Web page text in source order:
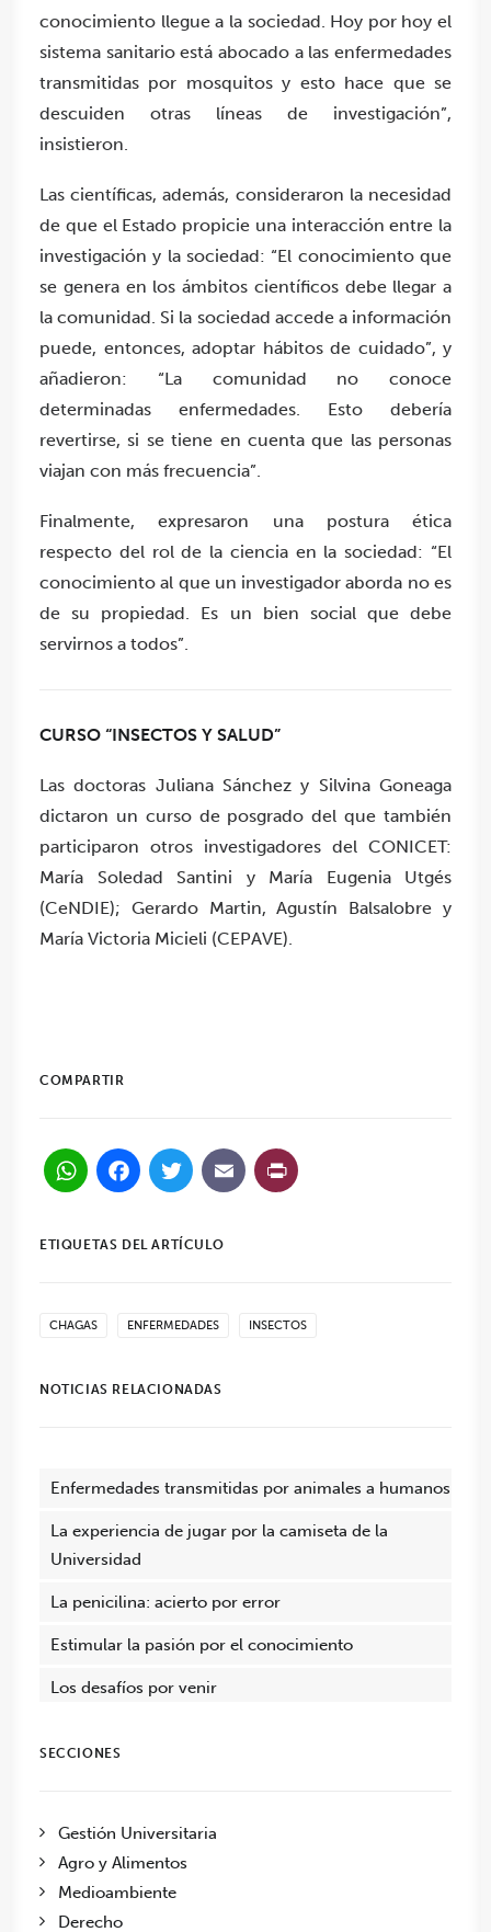
conocimiento llegue a la sociedad. Hoy por hoy el
sistema sanitario está abocado a las enfermedades
transmitidas por mosquitos y esto hace que se
descuiden otras líneas de investigación”,
insistieron.
Las científicas, además, consideraron la necesidad
de que el Estado propicie una interacción entre la
investigación y la sociedad: “El conocimiento que
se genera en los ámbitos científicos debe llegar a
la comunidad. Si la sociedad accede a información
puede, entonces, adoptar hábitos de cuidado”, y
añadieron: “La comunidad no conoce
determinadas enfermedades. Esto debería
revertirse, si se tiene en cuenta que las personas
viajan con más frecuencia”.
Finalmente, expresaron una postura ética
respecto del rol de la ciencia en la sociedad: “El
conocimiento al que un investigador aborda no es
de su propiedad. Es un bien social que debe
servirnos a todos”.
CURSO “INSECTOS Y SALUD”
Las doctoras Juliana Sánchez y Silvina Goneaga
dictaron un curso de posgrado del que también
participaron otros investigadores del CONICET:
María Soledad Santini y María Eugenia Utgés
(CeNDIE); Gerardo Martin, Agustín Balsalobre y
María Victoria Micieli (CEPAVE).
COMPARTIR
WhatsApp
Facebook
Twitter
Email
ETIQUETAS DEL ARTÍCULO
CHAGAS ENFERMEDADES INSECTOS
NOTICIAS RELACIONADAS
Enfermedades transmitidas por animales a humanos
La experiencia de jugar por la camiseta de la
Universidad
La penicilina: acierto por error
Estimular la pasión por el conocimiento
Los desafíos por venir
SECCIONES
Gestión Universitaria
Agro y Alimentos
Medioambiente
Derecho